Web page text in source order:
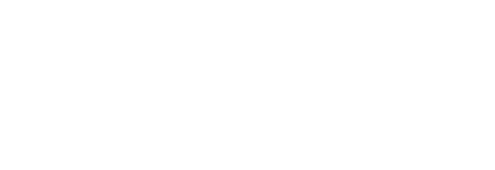
чувство комфорта. Экстракты листьев лесного
тонизирующее, противоотечное и лимфодренажное